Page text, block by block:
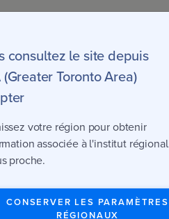
permis probatoire
consultez le site depuis
(Greater Toronto Area)
votre région pour obtenir
associée à l'institut régional
proche.
CONSERVER LES PARAMÈTRES
RÉGIONAUX